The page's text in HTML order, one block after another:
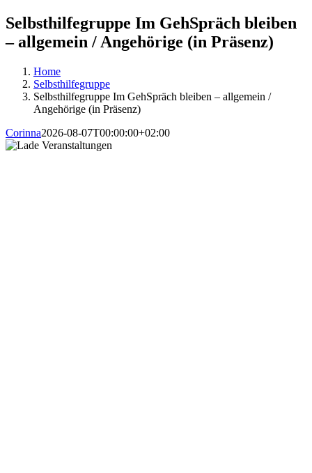
Selbsthilfegruppe Im GehSpräch bleiben
– allgemein / Angehörige (in Präsenz)
Home
Selbsthilfegruppe
Selbsthilfegruppe Im GehSpräch bleiben – allgemein /
Angehörige (in Präsenz)
Corinna2026-08-07T00:00:00+02:00